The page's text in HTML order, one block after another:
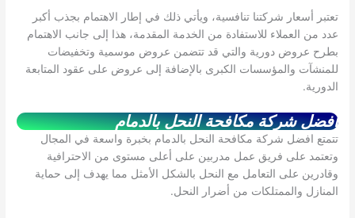
تعتبر أسعار شركتنا تنافسية، ويأتي ذلك في إطار الاهتمام بجذب أكبر
عدد من العملاء للاستفادة من الخدمة المقدمة، هذا إلى جانب الاهتمام
بطرح عروض دورية والتي قد تتضمن عروض موسمية وتخفيضات
للمنشآت والمؤسسات الكبرى بالإضافة إلى عروض على عقود المتابعة
الدورية.
افضل شركة مكافحة النحل بالدمام
تتمتع افضل شركة مكافحة النحل بالدمام بخبرة واسعة في المجال
وتعتمد على فريق عمل مدربين على أعلى مستوى من الاحترافية
وقادرين على التعامل مع النحل بالشكل الأمثل مما يهدف إلى حماية
المنازل والممتلكات من أضرار النحل.